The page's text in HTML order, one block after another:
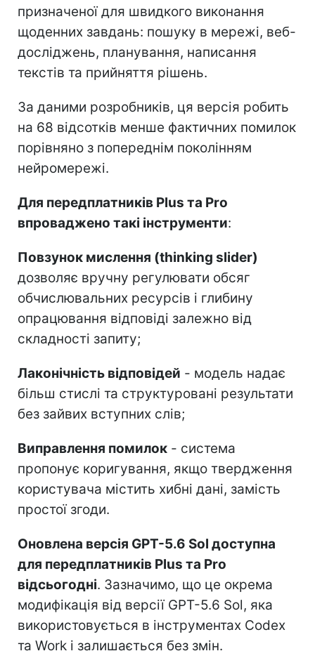
призначеної для швидкого виконання
щоденних завдань: пошуку в мережі, веб-
досліджень, планування, написання
текстів та прийняття рішень.
За даними розробників, ця версія робить
на 68 відсотків менше фактичних помилок
порівняно з попереднім поколінням
нейромережі.
Для передплатників Plus та Pro
впроваджено такі інструменти:
Повзунок мислення (thinking slider)
дозволяє вручну регулювати обсяг
обчислювальних ресурсів і глибину
опрацювання відповіді залежно від
складності запиту;
Лаконічність відповідей - модель надає
більш стислі та структуровані результати
без зайвих вступних слів;
Виправлення помилок - система
пропонує коригування, якщо твердження
користувача містить хибні дані, замість
простої згоди.
Оновлена версія GPT-5.6 Sol доступна
для передплатників Plus та Pro
відсьогодні. Зазначимо, що це окрема
модифікація від версії GPT-5.6 Sol, яка
використовується в інструментах Codex
та Work і залишається без змін.